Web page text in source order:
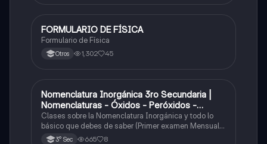
Física
FORMULARIO DE FÍSICA
Formulario de Física
Otros 1,302 45
Química
Nomenclatura Inorgánica 3ro Secundaria |
Nomenclaturas - Óxidos - Peróxidos -
Hidróxido o Bases
Clases sobre la Nomenclatura Inorgánica y todo lo
básico que debes de saber (Primer examen Mensual
2025)3° Sec 665 8